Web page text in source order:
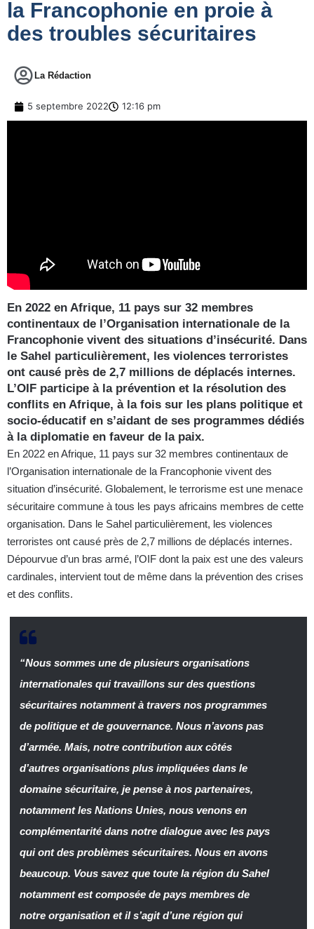
la Francophonie en proie à
des troubles sécuritaires
La Rédaction
5 septembre 2022 12:16 pm
En 2022 en Afrique, 11 pays sur 32 membres
continentaux de l’Organisation internationale de la
Francophonie vivent des situations d’insécurité. Dans
le Sahel particulièrement, les violences terroristes
ont causé près de 2,7 millions de déplacés internes.
L’OIF participe à la prévention et la résolution des
conflits en Afrique, à la fois sur les plans politique et
socio-éducatif en s’aidant de ses programmes dédiés
à la diplomatie en faveur de la paix.
En 2022 en Afrique, 11 pays sur 32 membres continentaux de
l’Organisation internationale de la Francophonie vivent des
situation d’insécurité. Globalement, le terrorisme est une menace
sécuritaire commune à tous les pays africains membres de cette
organisation. Dans le Sahel particulièrement, les violences
terroristes ont causé près de 2,7 millions de déplacés internes.
Dépourvue d’un bras armé, l’OIF dont la paix est une des valeurs
cardinales, intervient tout de même dans la prévention des crises
et des conflits.
“Nous sommes une de plusieurs organisations
internationales qui travaillons sur des questions
sécuritaires notamment à travers nos programmes
de politique et de gouvernance. Nous n’avons pas
d’armée. Mais, notre contribution aux côtés
d’autres organisations plus impliquées dans le
domaine sécuritaire, je pense à nos partenaires,
notamment les Nations Unies, nous venons en
complémentarité dans notre dialogue avec les pays
qui ont des problèmes sécuritaires. Nous en avons
beaucoup. Vous savez que toute la région du Sahel
notamment est composée de pays membres de
notre organisation et il s’agit d’une région qui